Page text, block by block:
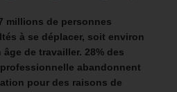
millions de personnes
à se déplacer, soit environ
de travailler. 28% des
abandonnent
pour des raisons de